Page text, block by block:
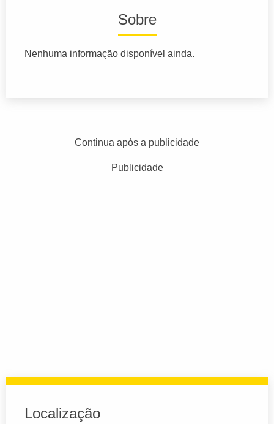
Sobre
Nenhuma informação disponível ainda.
Continua após a publicidade
Publicidade
Localização